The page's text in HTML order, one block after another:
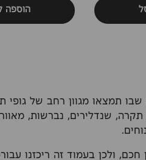
הוספה
תמצאו מגוון רחב של גופי
שנדלירים, נברשות,
ולכן בעמוד זה ריכזנו